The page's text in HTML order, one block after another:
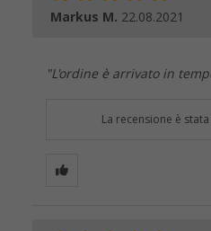
Markus M. 22.08.2021
"L'ordine è arrivato in
La recensione è